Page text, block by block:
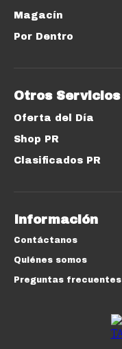
Magacín
Por Dentro
Otros Servicios
Oferta del Día
Shop PR
Clasificados PR
Información
Contáctanos
Quiénes somos
Preguntas frecuentes